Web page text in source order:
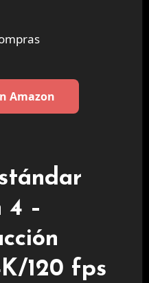
Amazon
4 –
120 fps